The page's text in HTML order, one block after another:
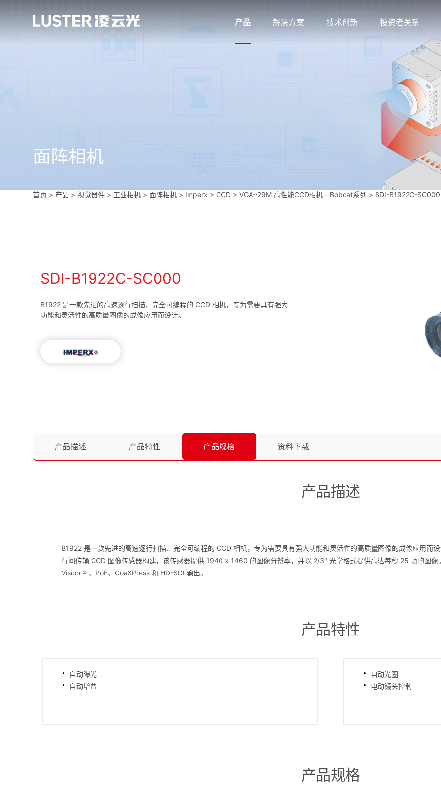
产品 解决方案 技术创新 投资者关系
面阵相机
首页 > 产品 > 视觉器件 > 工业相机 >面阵相机 > Imperx > CCD >VGA~29M 高性能CCD相机 - Bobcat系列 > SDI-B1922C-SC000
SDI-B1922C-SC000
B1922 是一款先进的高速逐行扫描、完全可编程的 CCD 相机，专为需要具有强大
功能和灵活性的高质量图像的成像应用而设计。
产品描述 产品特性 产品规格 资料下载
产品描述
B1922 是一款先进的高速逐行扫描、完全可编程的 CCD 相机，专为需要具有强大功能和灵活性的高质量图像的成像应用而
行间传输 CCD 图像传感器构建，该传感器提供 1940 x 1460 的图像分辨率，并以 2/3" 光学格式提供高达每秒 25 帧的图
Vision ® 、PoE、CoaXPress 和 HD-SDI 输出。
产品特性
自动曝光
自动增益
自动光圈
电动镜头控制
产品规格